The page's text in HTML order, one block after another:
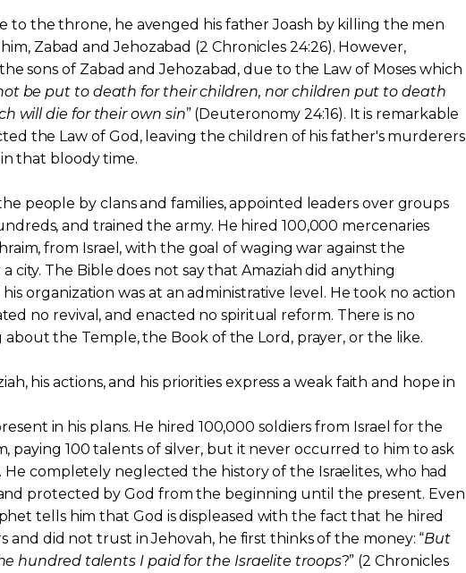
to the throne, he avenged his father Joash by killing the men
Zabad and Jehozabad (2 Chronicles 24:26). However,
sons of Zabad and Jehozabad, due to the Law of Moses which
be put to death for their children, nor children put to death
will die for their own sin” (Deuteronomy 24:16). It is remarkable
the Law of God, leaving the children of his father's murderers
that bloody time.
people by clans and families, appointed leaders over groups
and trained the army. He hired 100,000 mercenaries
from Israel, with the goal of waging war against the
city. The Bible does not say that Amaziah did anything
organization was at an administrative level. He took no action
no revival, and enacted no spiritual reform. There is no
the Temple, the Book of the Lord, prayer, or the like.
his actions, and his priorities express a weak faith and hope in
in his plans. He hired 100,000 soldiers from Israel for the
paying 100 talents of silver, but it never occurred to him to ask
He completely neglected the history of the Israelites, who had
protected by God from the beginning until the present. Even
tells him that God is displeased with the fact that he hired
and did not trust in Jehovah, he first thinks of the money: “But
hundred talents I paid for the Israelite troops?” (2 Chronicles